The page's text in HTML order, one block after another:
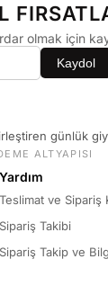
olmak için
Kaydol
günlük
ALTYAPISI
Yardım
Teslimat ve Sipariş
Sipariş Takibi
Sipariş Takip ve